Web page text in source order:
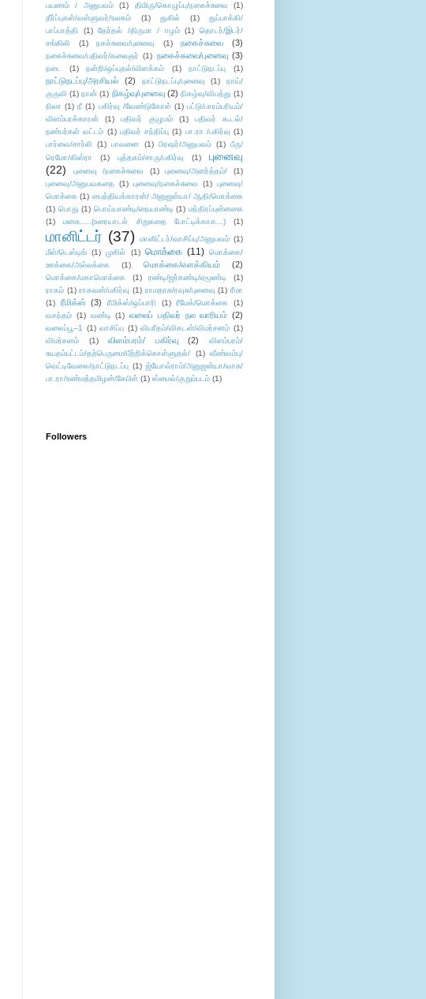
பயணம் / அனுபவம்
(1) திமிரு/கொழுப்பு/நகைச்சுவை
(1)
தீர்ப்புகள்/வள்ளுவர்/உலகம்
(1) துகில் (1)
துப்பாக்கி/
பாப்பாத்தி
(1) தேர்தல் /திருமா / ஈழம் (1)
தொடர்/இடர்/
சங்கிலி
(1) நகச்சுவை/புனைவு (1) நகைச்சுவை (3)
நகைச்சுவை/பதிவர்/கலைஞர் (1) நகைச்சுவை/புனைவு (3)
நடை (1) நன்றி/ஒப்புதல்/விளக்கம் (1) நாட்டுநடப்பு (1)
நாட்டுநடப்பு/அரசியல் (2) நாட்டுநடப்பு/புனைவு (1)
நாய்/
குருவி (1) நான் (1) நிகழ்வு/புனைவு (2) நிகழ்வு/விபத்து (1)
நிலா (1) நீ (1) பகிர்வு /வேண்டுகோள் (1) பட்டு/பாரம்பரியம்/
விளம்பரக்காரன்
(1) பதிவர் குழுமம் (1)
பதிவர் கூடல்/
நண்பர்கள் வட்டம் (1) பதிவர் சந்திப்பு (1) பா.ரா /பகிர்வு (1)
பார்வை/சார்லி
(1) பாவனை (1) பிரஷர்/அனுபவம் (1) பீரு/
ரெமோ/கிஸ்ரா
(1) புத்தகம்/சாரு/பகிர்வு (1)
புனைவு
(22)
புனைவு /நகைச்சுவை (1) புனைவு/அனர்த்தம்/
(1)
புனைவு/அனுபவகதை (1) புனைவு/நகைச்சுவை (1) புனைவு/
மொக்கை (1) பைத்தியக்காரன்/ அனுஜன்யா/ ஆதி/மொக்கை
(1) பொது (1) பொய்யாண்டி/நையாண்டி (1) மந்திரப்புன்னகை
(1)
மனசு.....(உரையாடல் சிறுகதை போட்டிக்காக...) (1)
மானிட்டர் (37) மானிட்டர்/வாசிப்பு/அனுபவம் (1)
மீள்/டெஸ்டிங் (1) முகில் (1) மொக்கை (11) மொக்கை/
ஊக்கை/அல்லக்கை
(1) மொக்கை/எளக்கியம் (2)
மொக்கை/மகாமொக்கை (1) ரண்டி/ஜர்கண்டி/ஏமூண்டி
(1)
ராகம் (1) ராகவன்/பகிர்வு (1) ராமதாசு/ரவுசு/புனைவு (1) ரீமா
(1)
ரீமிக்ஸ் (3) ரீமிக்ஸ்/ஒப்பாரி (1) ரீமேக்/மொக்கை
(1)
வசந்தம் (1) வண்டி (1) வலைப் பதிவர் நல வாரியம் (2)
வலைப்பூ--1 (1) வாசிப்பு (1) விபரீதம்/விகடன்/விமர்சனம் (1)
விமர்சனம்
(1) விளம்பரம்/ பகிர்வு (2)
விளம்பரம்/
சுயதம்பட்டம்/தற்பெருமை/பீற்றிக்கொள்ளுதல்/
(1) வீண்வம்பு/
வெட்டிவேலை/நாட்டுநடப்பு (1) ஜ்யோவ்ராம்/அனுஜன்யா/வாசு/
பா.ரா/உண்மத்தமிழன்/கேபிள் (1) ஸ்மைல்/குறும்படம் (1)
Followers